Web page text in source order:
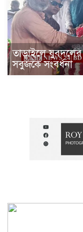
তাড়াইলে যুবদলের
সবুজকে সংবর্ধনা